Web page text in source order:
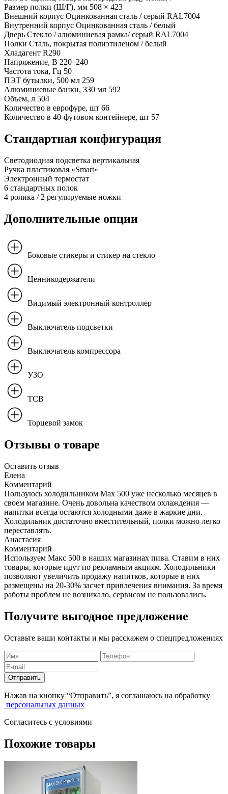
Размер полки (Ш/Г), мм 508 × 423
Внешний корпус Оцинкованная сталь / серый RAL7004
Внутренний корпус Оцинкованная сталь / белый
Дверь Стекло / алюминиевая рамка/ серый RAL7004
Полки Сталь, покрытая полиэтиленом / белый
Хладагент R290
Напряжение, В 220–240
Частота тока, Гц 50
ПЭТ бутылки, 500 мл 259
Алюминиевые банки, 330 мл 592
Объем, л 504
Количество в еврофуре, шт 66
Количество в 40-футовом контейнере, шт 57
Стандартная конфигурация
Светодиодная подсветка вертикальная
Ручка пластиковая «Smart»
Электронный термостат
6 стандартных полок
4 ролика / 2 регулируемые ножки
Дополнительные опции
Боковые стикеры и стикер на стекло
Ценникодержатели
Видимый электронный контроллер
Выключатель подсветки
Выключатель компрессора
УЗО
TCB
Торцевой замок
Отзывы о товаре
Оставить отзыв
Елена
Комментарий
Пользуюсь холодильником Max 500 уже несколько месяцев в
своем магазине. Очень довольна качеством охлаждения —
напитки всегда остаются холодными даже в жаркие дни.
Холодильник достаточно вместительный, полки можно легко
переставлять.
Анастасия
Комментарий
Используем Макс 500 в наших магазинах пива. Ставим в них
товары, которые идут по рекламным акциям. Холодильники
позволяют увеличить продажу напитков, которые в них
размещены на 20-30% засчет привлечения внимания. За время
работы проблем не возникало, сервисом не пользовались.
Получите выгодное предложение
Оставьте ваши контакты и мы расскажем о спецпредложениях
Отправить
Нажав на кнопку “Отправить”, я соглашаюсь на обработку
персональных данных
Согласитесь с условиями
Похожие товары